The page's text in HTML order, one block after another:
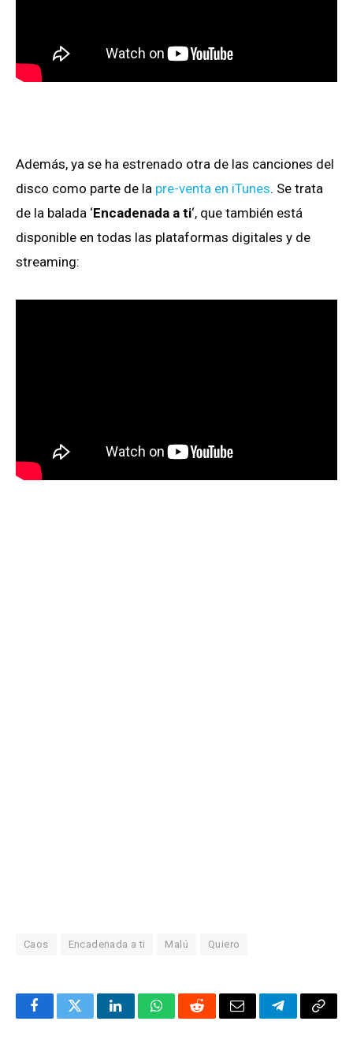
Además, ya se ha estrenado otra de las canciones del
disco como parte de la pre-venta en iTunes. Se trata
de la balada ‘Encadenada a ti‘, que también está
disponible en todas las plataformas digitales y de
streaming:
Caos Encadenada a ti Malú Quiero
FacebookTwitterLinkedInWhatsAppRedditCorreoTelegrama